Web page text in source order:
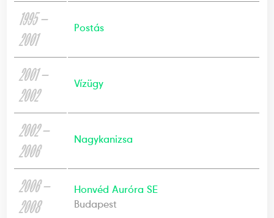
1995 —
2001
Postás
2001 —
2002
Vízügy
2002 —
2006
Nagykanizsa
2006 —
2008
Honvéd Auróra SE
Budapest